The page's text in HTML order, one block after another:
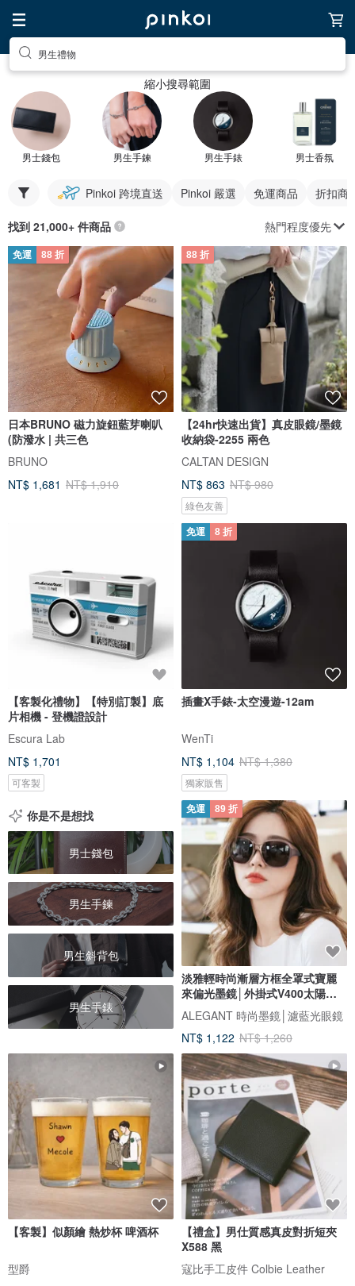
男生禮物
縮小搜尋範圍
男士錢包 男生手鍊 男生手錶 男士香氛
Pinkoi 跨境直送 Pinkoi 嚴選 免運商品 折扣商
找到 21,000+ 件商品 熱門程度優先
免運 88 折
日本BRUNO 磁力旋鈕藍芽喇叭
(防潑水 | 共三色
BRUNO
NT$ 1,681 NT$ 1,910
88 折
【24hr快速出貨】真皮眼鏡/墨鏡
收納袋-2255 兩色
CALTAN DESIGN
NT$ 863 NT$ 980
綠色友善
【客製化禮物】【特別訂製】底
片相機 - 登機證設計
Escura Lab
NT$ 1,701
可客製
免運 8 折
插畫X手錶-太空漫遊-12am
WenTi
NT$ 1,104 NT$ 1,380
獨家販售
你是不是想找
男士錢包
男生手鍊
男生斜背包
男生手錶
免運 89 折
淡雅輕時尚漸層方框全罩式寶麗
來偏光墨鏡│外掛式V400太陽眼
鏡
ALEGANT 時尚墨鏡│濾藍光眼鏡
NT$ 1,122 NT$ 1,260
【客製】似顏繪 熱炒杯 啤酒杯
型爵
【禮盒】男仕質感真皮對折短夾
X588 黑
寇比手工皮件 Colbie Leather